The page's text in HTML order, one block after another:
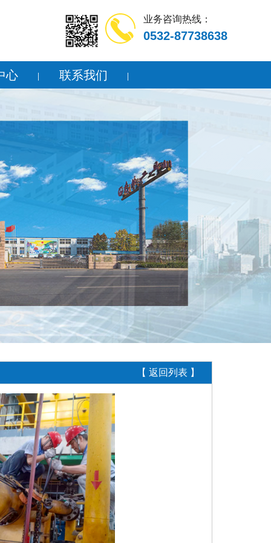
业务咨询热线：
0532-87738638
心 联系我们
【 返回列表 】